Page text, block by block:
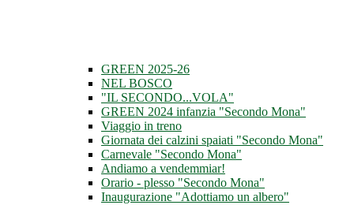
GREEN 2025-26
NEL BOSCO
"IL SECONDO...VOLA"
GREEN 2024 infanzia "Secondo Mona"
Viaggio in treno
Giornata dei calzini spaiati "Secondo Mona"
Carnevale "Secondo Mona"
Andiamo a vendemmiar!
Orario - plesso "Secondo Mona"
Inaugurazione "Adottiamo un albero"